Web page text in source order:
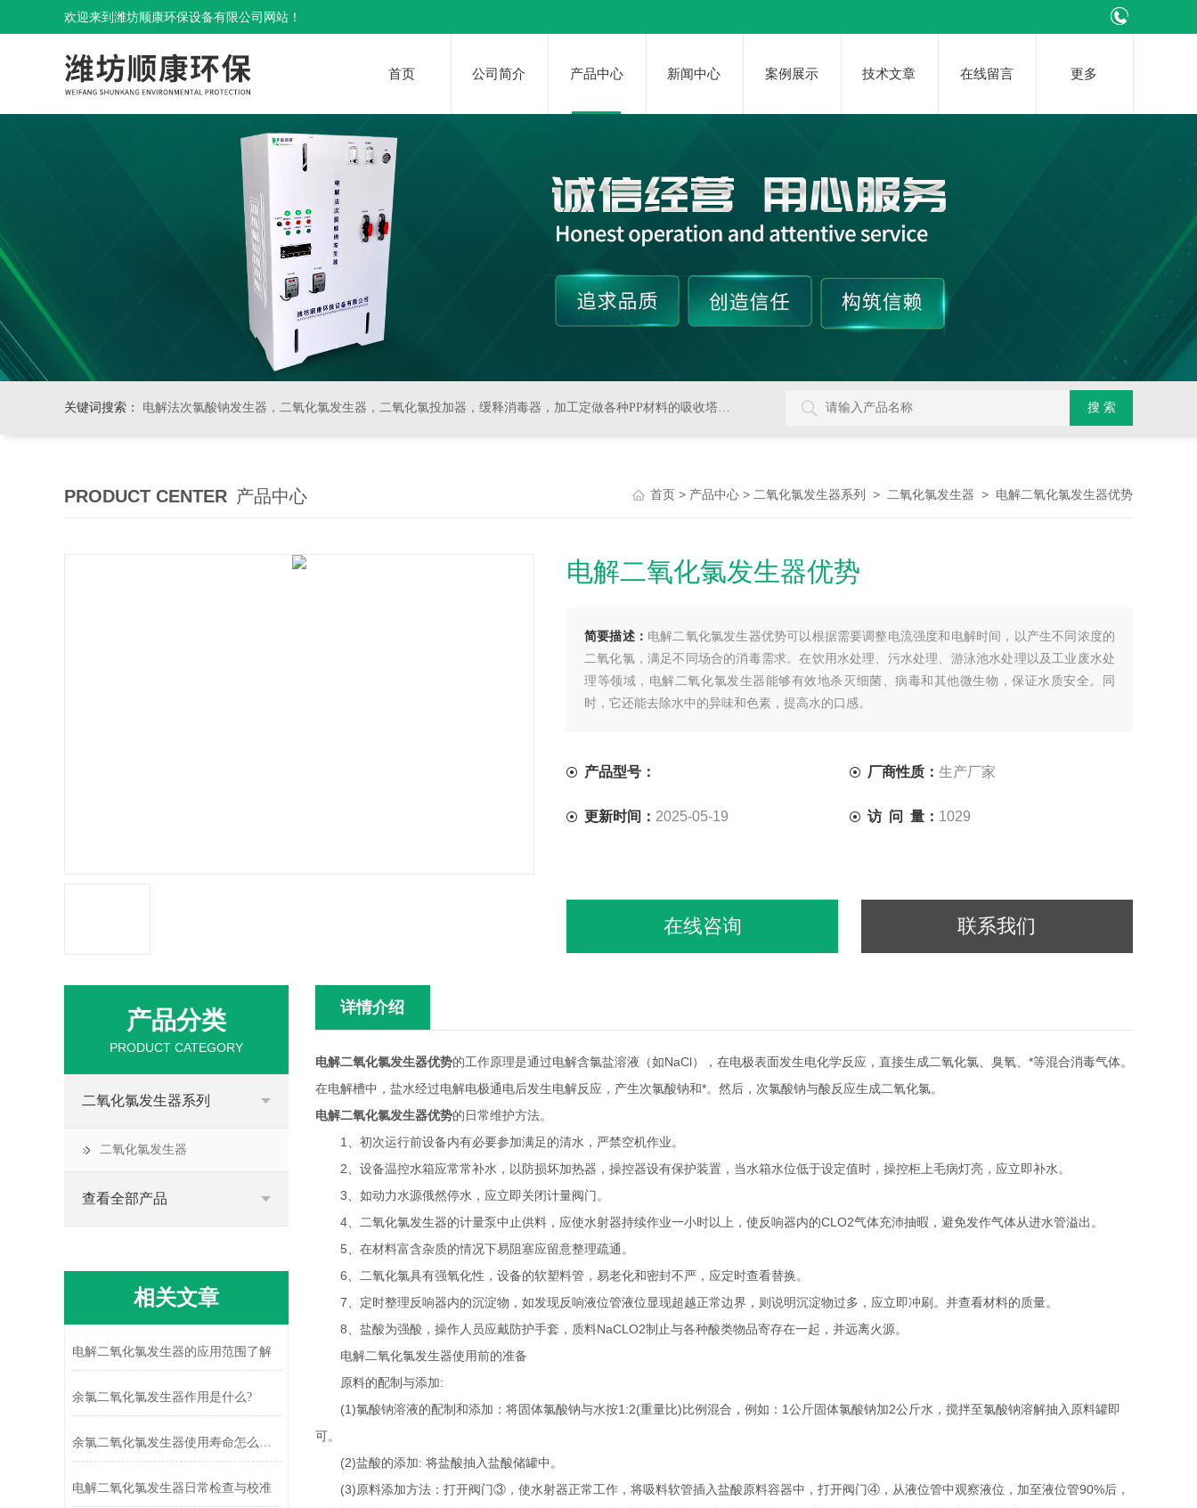
欢迎来到潍坊顺康环保设备有限公司网站！
首页 公司简介 产品中心 新闻中心 案例展示 技术文章 在线留言 更多
关键词搜索： 电解法次氯酸钠发生器，二氧化氯发生器，二氧化氯投加器，缓释消毒器，加工定做各种PP材料的吸收塔尾气处理，排风管道，PVC材料的杀菌，消毒等设备
PRODUCT CENTER 产品中心 首页 > 产品中心 > 二氧化氯发生器系列 > 二氧化氯发生器 > 电解二氧化氯发生器优势
电解二氧化氯发生器优势
简要描述： 电解二氧化氯发生器优势可以根据需要调整电流强度和电解时间，以产生不同浓度的
二氧化氯，满足不同场合的消毒需求。在饮用水处理、污水处理、游泳池水处理以及工业废水处
理等领域，电解二氧化氯发生器能够有效地杀灭细菌、病毒和其他微生物，保证水质安全。同
时，它还能去除水中的异味和色素，提高水的口感。
产品型号： 厂商性质： 生产厂家
更新时间： 2025-05-19 访 问 量： 1029
在线咨询 联系我们
详情介绍
电解二氧化氯发生器优势的工作原理是通过电解含氯盐溶液（如NaCl），在电极表面发生电化学反应，直接生成二氧化氯、臭氧、*等混合消毒气体。
在电解槽中，盐水经过电解电极通电后发生电解反应，产生次氯酸钠和*。然后，次氯酸钠与酸反应生成二氧化氯。
电解二氧化氯发生器优势的日常维护方法。
1、初次运行前设备内有必要参加满足的清水，严禁空机作业。
2、设备温控水箱应常常补水，以防损坏加热器，操控器设有保护装置，当水箱水位低于设定值时，操控柜上毛病灯亮，应立即补水。
3、如动力水源俄然停水，应立即关闭计量阀门。
4、二氧化氯发生器的计量泵中止供料，应使水射器持续作业一小时以上，使反响器内的CLO2气体充沛抽暇，避免发作气体从进水管溢出。
5、在材料富含杂质的情况下易阻塞应留意整理疏通。
6、二氧化氯具有强氧化性，设备的软塑料管，易老化和密封不严，应定时查看替换。
7、定时整理反响器内的沉淀物，如发现反响液位管液位显现超越正常边界，则说明沉淀物过多，应立即冲刷。并查看材料的质量。
8、盐酸为强酸，操作人员应戴防护手套，质料NaCLO2制止与各种酸类物品寄存在一起，并远离火源。
电解二氧化氯发生器使用前的准备
原料的配制与添加:
(1)氯酸钠溶液的配制和添加：将固体氯酸钠与水按1:2(重量比)比例混合，例如：1公斤固体氯酸钠加2公斤水，搅拌至氯酸钠溶解抽入原料罐即
可。
(2)盐酸的添加: 将盐酸抽入盐酸储罐中。
(3)原料添加方法：打开阀门③，使水射器正常工作，将吸料软管插入盐酸原料容器中，打开阀门④，从液位管中观察液位，加至液位管90%后，
产品分类
PRODUCT CATEGORY
二氧化氯发生器系列
二氧化氯发生器
查看全部产品
相关文章
电解二氧化氯发生器的应用范围了解
余氯二氧化氯发生器作用是什么?
余氯二氧化氯发生器使用寿命怎么提高？
电解二氧化氯发生器日常检查与校准